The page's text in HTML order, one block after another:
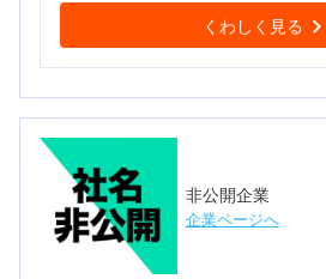
くわしく見る
非公開企業
企業ページへ